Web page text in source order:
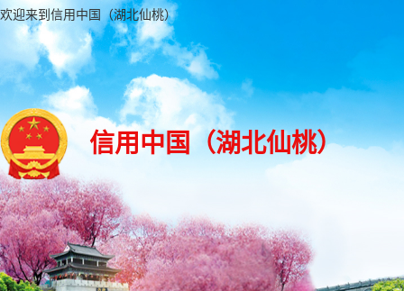
欢迎来到信用中国（湖北仙桃）
信用中国（湖北仙桃）